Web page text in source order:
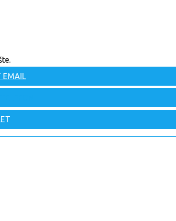
EMAIL